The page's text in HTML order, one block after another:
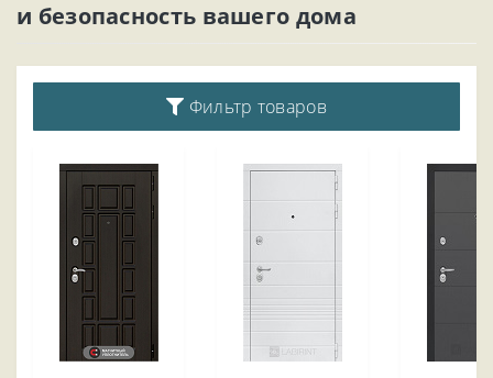
и безопасность вашего дома
Фильтр товаров